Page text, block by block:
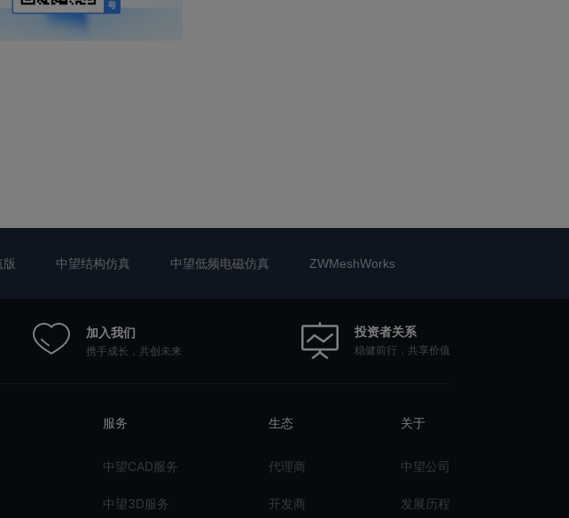
版 中望结构仿真 中望低频电磁仿真 ZWMeshWorks
加入我们
携手成长，共创未来
投资者关系
稳健前行，共享价值
服务
中望CAD服务
中望3D服务
生态
代理商
开发商
关于
中望公司
发展历程